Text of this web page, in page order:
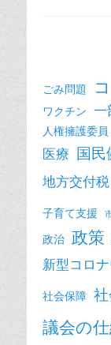
ごみ問題
ワクチン 一
人権擁護委員
医療 国民
地方交付税
子育て支援
政治 政策
新型コロ
社会保障
議会の